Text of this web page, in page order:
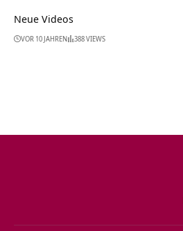
Neue Videos
VOR 10 JAHREN 388 VIEWS